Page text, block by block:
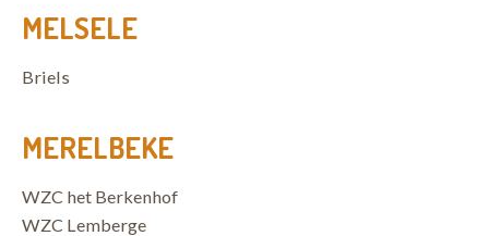
MELSELE
Briels
MERELBEKE
WZC het Berkenhof
WZC Lemberge